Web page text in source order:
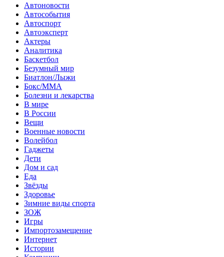
Автоновости
Автособытия
Автоспорт
Автоэксперт
Актеры
Аналитика
Баскетбол
Безумный мир
Биатлон/Лыжи
Бокс/MMA
Болезни и лекарства
В мире
В России
Вещи
Военные новости
Волейбол
Гаджеты
Дети
Дом и сад
Еда
Звёзды
Здоровье
Зимние виды спорта
ЗОЖ
Игры
Импортозамещение
Интернет
Истории